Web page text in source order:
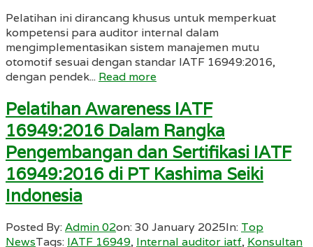
Pelatihan ini dirancang khusus untuk memperkuat
kompetensi para auditor internal dalam
mengimplementasikan sistem manajemen mutu
otomotif sesuai dengan standar IATF 16949:2016,
dengan pendek... Read more
Pelatihan Awareness IATF
16949:2016 Dalam Rangka
Pengembangan dan Sertifikasi IATF
16949:2016 di PT Kashima Seiki
Indonesia
Posted By:Admin 02on:30 January 2025In: Top
NewsTags: IATF 16949, Internal auditor iatf, Konsultan